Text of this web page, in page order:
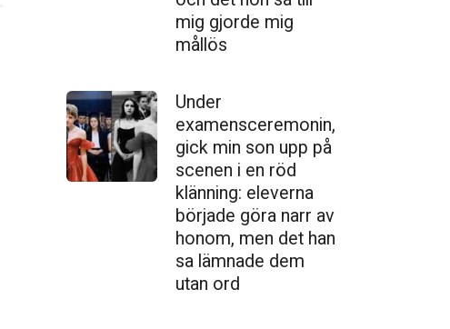
mig gjorde mig
mållös
Under
examensceremonin,
gick min son upp på
scenen i en röd
klänning: eleverna
började göra narr av
honom, men det han
sa lämnade dem
utan ord